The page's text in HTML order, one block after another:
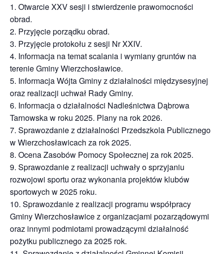
1. Otwarcie XXV sesji i stwierdzenie prawomocności
obrad.
2. Przyjęcie porządku obrad.
3. Przyjęcie protokołu z sesji Nr XXIV.
4. Informacja na temat scalania i wymiany gruntów na
terenie Gminy Wierzchosławice.
5. Informacja Wójta Gminy z działalności międzysesyjnej
oraz realizacji uchwał Rady Gminy.
6. Informacja o działalności Nadleśnictwa Dąbrowa
Tarnowska w roku 2025. Plany na rok 2026.
7. Sprawozdanie z działalności Przedszkola Publicznego
w Wierzchosławicach za rok 2025.
8. Ocena Zasobów Pomocy Społecznej za rok 2025.
9. Sprawozdanie z realizacji uchwały o sprzyjaniu
rozwojowi sportu oraz wykonania projektów klubów
sportowych w 2025 roku.
10. Sprawozdanie z realizacji programu współpracy
Gminy Wierzchosławice z organizacjami pozarządowymi
oraz innymi podmiotami prowadzącymi działalność
pożytku publicznego za 2025 rok.